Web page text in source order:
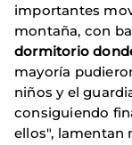
importantes
montaña, con
dormitorio
mayoría
niños y el
consiguiendo
ellos", lamentan